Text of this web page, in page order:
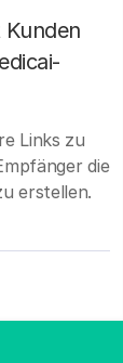
Kunden
Links zu
die
erstellen.